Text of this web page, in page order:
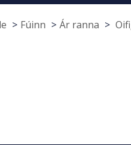
Fúinn Ár ranna